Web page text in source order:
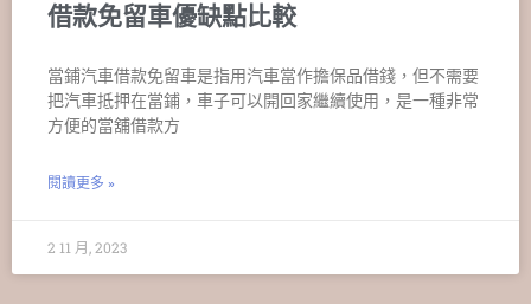
借款免留車優缺點比較
當鋪汽車借款免留車是指用汽車當作擔保品借錢，但不需要
把汽車抵押在當鋪，車子可以開回家繼續使用，是一種非常
方便的當舖借款方
閱讀更多 »
2 11 月, 2023